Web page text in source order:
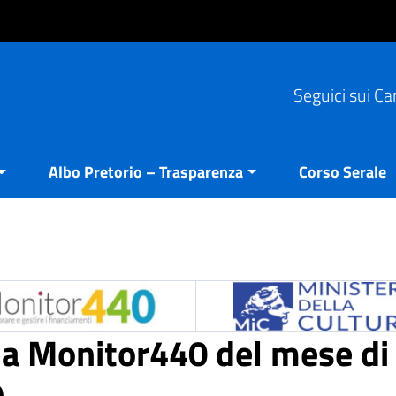
Seguici sui
Albo Pretorio – Trasparenza Corso Serale
Monitor440 del mese di